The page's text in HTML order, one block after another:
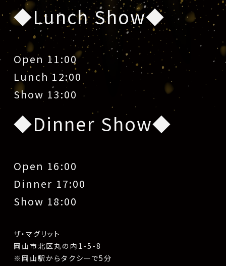
◆Lunch Show◆
Open 11:00
Lunch 12:00
Show 13:00
◆Dinner Show◆
Open 16:00
Dinner 17:00
Show 18:00
ザ・マグリット
岡山市北区丸の内1-5-8
※岡山駅からタクシーで5分